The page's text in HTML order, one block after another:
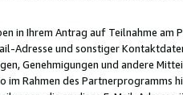
in Ihrem Antrag auf Teilnahme
Adresse und sonstiger
Genehmigungen und andere
Rahmen des Partnerprogramms